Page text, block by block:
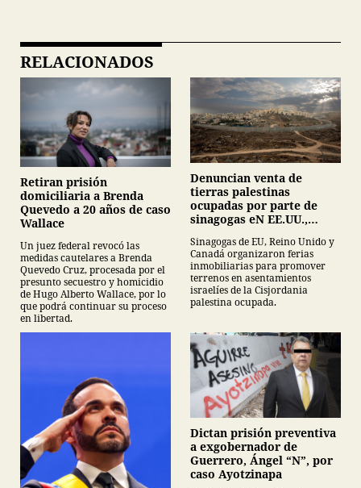
RELACIONADOS
Retiran prisión
domiciliaria a Brenda
Quevedo a 20 años de caso
Wallace
Un juez federal revocó las
medidas cautelares a Brenda
Quevedo Cruz, procesada por el
presunto secuestro y homicidio
de Hugo Alberto Wallace, por lo
que podrá continuar su proceso
en libertad.
Denuncian venta de
tierras palestinas
ocupadas por parte de
sinagogas eN EE.UU.,
Sinagogas de EU, Reino Unido y
Canadá organizaron ferias
inmobiliarias para promover
terrenos en asentamientos
israelíes de la Cisjordania
palestina ocupada.
Dictan prisión preventiva
a exgobernador de
Guerrero, Ángel “N”, por
caso Ayotzinapa